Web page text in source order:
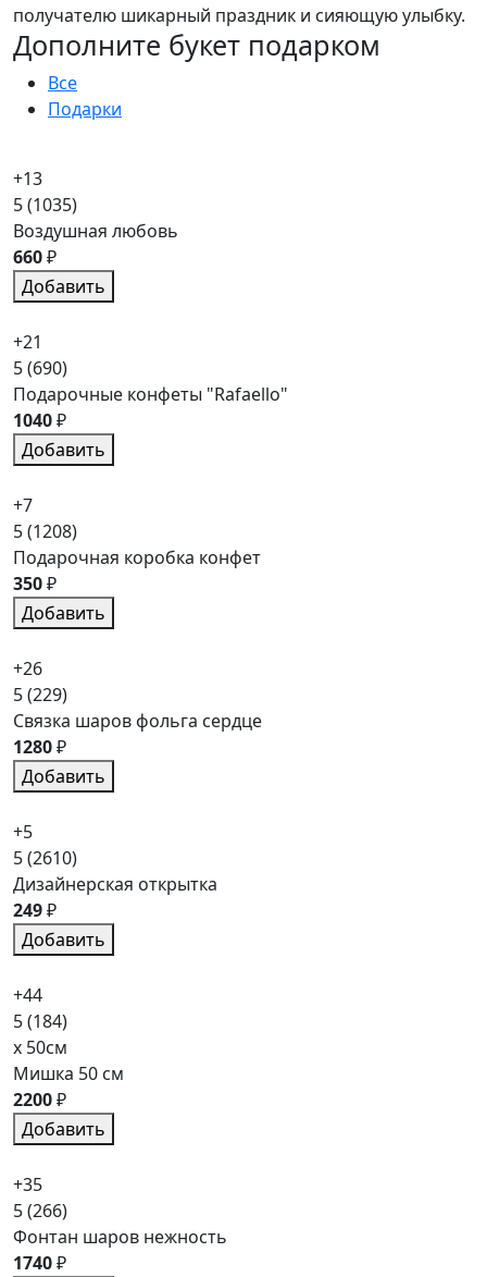
получателю шикарный праздник и сияющую улыбку.
Дополните букет подарком
Все
Подарки
+13
5(1035)
Воздушная любовь
660₽
Добавить
+21
5(690)
Подарочные конфеты "Rafaello"
1040₽
Добавить
+7
5(1208)
Подарочная коробка конфет
350₽
Добавить
+26
5(229)
Связка шаров фольга сердце
1280₽
Добавить
+5
5(2610)
Дизайнерская открытка
249₽
Добавить
+44
5(184)
x 50см
Мишка 50 см
2200₽
Добавить
+35
5(266)
Фонтан шаров нежность
1740₽